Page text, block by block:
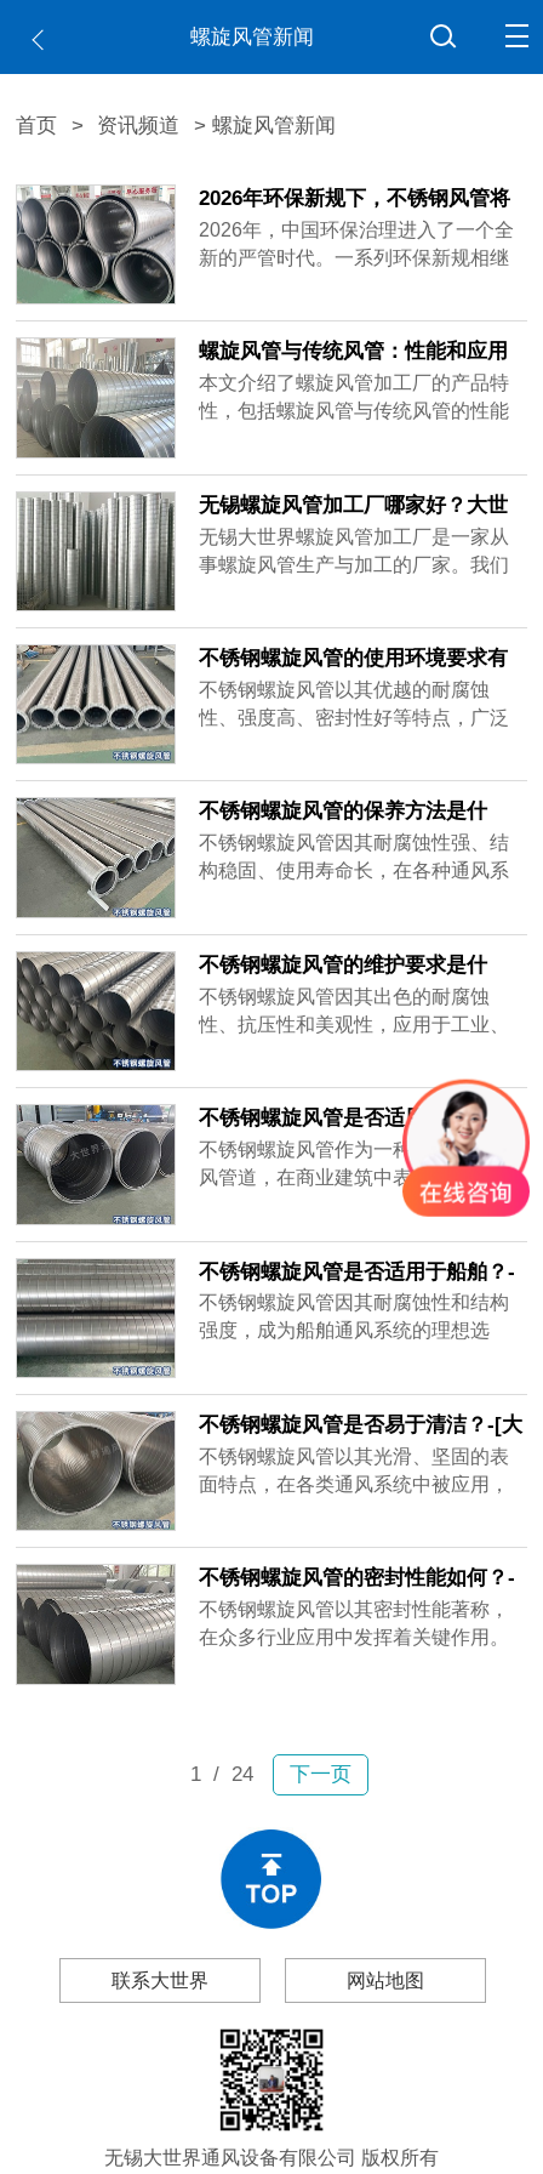
螺旋风管新闻
首页 > 资讯频道 > 螺旋风管新闻
2026年环保新规下，不锈钢风管将
成为强制标配
2026年，中国环保治理进入了一个全
新的严管时代。一系列环保新规相继
与输送核心部件的通风管道系统，其
材质标准正面临前所未有的升级压
力。在这一背景下，不锈钢风管凭借
耐腐蚀性、耐久性与密封性能，正在
螺旋风管与传统风管：性能和应用
对比解析
本文介绍了螺旋风管加工厂的产品特
性，包括螺旋风管与传统风管的性能
型。
无锡螺旋风管加工厂哪家好？大世
界螺旋风管品质好
无锡大世界螺旋风管加工厂是一家从
事螺旋风管生产与加工的厂家。我们
凭借设备和技术，我们的产品在市场
上享有良好的声誉。选择我们，确保
您的工程拥有优质的螺旋风管解决方
案。
不锈钢螺旋风管的使用环境要求有
哪些？-[大世界]
不锈钢螺旋风管以其优越的耐腐蚀
性、强度高、密封性好等特点，广泛
境要求，才能充分发挥不锈钢螺旋风
管的优势。
不锈钢螺旋风管的保养方法是什
么？-[大世界]
不锈钢螺旋风管因其耐腐蚀性强、结
构稳固、使用寿命长，在各种通风系
是确保其长时间稳定运行的关键。
不锈钢螺旋风管的维护要求是什
么？-[大世界]
不锈钢螺旋风管因其出色的耐腐蚀
性、抗压性和美观性，应用于工业、
锈钢螺旋风管表现优异，但为了确保
其长期运行，定期维护仍是需要的。
不锈钢螺旋风管是否适用于商业建
筑？-[大世界]
不锈钢螺旋风管作为一种高性能的通
风管道，在商业建筑中表现出色，尤
其适用于对通风系统有着高要求的现
不锈钢螺旋风管是否适用于船舶？-
[大世界]
不锈钢螺旋风管因其耐腐蚀性和结构
强度，成为船舶通风系统的理想选
环境的挑战而设计，能够在高盐度、
高湿度的环境中长期保持优异性能，
确保船舶内部空气流通顺畅。
不锈钢螺旋风管是否易于清洁？-[大
世界]
不锈钢螺旋风管以其光滑、坚固的表
面特点，在各类通风系统中被应用，
限公司生产的不锈钢螺旋风管，凭借
其不锈钢材质和精良的制造工艺，确
保了风管在使用过程中保持清洁和卫
生。
不锈钢螺旋风管的密封性能如何？-
[大世界]
不锈钢螺旋风管以其密封性能著称，
在众多行业应用中发挥着关键作用。
1 / 24 下一页
联系大世界 网站地图
无锡大世界通风设备有限公司 版权所有